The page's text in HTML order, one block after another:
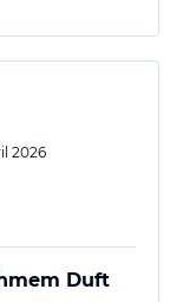
2026
Duft